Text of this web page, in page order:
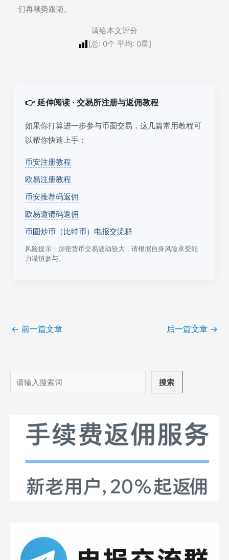
们再顺势跟随。
请给本文评分
[总: 0个 平均: 0星]
👉 延伸阅读 · 交易所注册与返佣教程
如果你打算进一步参与币圈交易，这几篇常用教程可
以帮你快速上手：
币安注册教程
欧易注册教程
币安推荐码返佣
欧易邀请码返佣
币圈炒币（比特币）电报交流群
风险提示：加密货币交易波动较大，请根据自身风险承受能
力谨慎参与。
← 前一篇文章 后一篇文章 →
搜
索
搜索